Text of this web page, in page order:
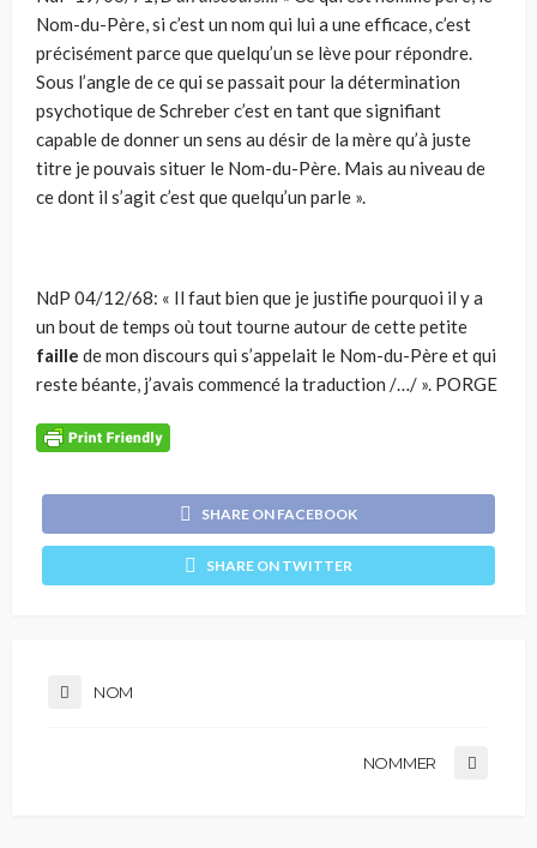
Nom-du-Père, si c’est un nom qui lui a une efficace, c’est
précisément parce que quelqu’un se lève pour répondre.
Sous l’angle de ce qui se passait pour la détermination
psychotique de Schreber c’est en tant que signifiant
capable de donner un sens au désir de la mère qu’à juste
titre je pouvais situer le Nom-du-Père. Mais au niveau de
ce dont il s’agit c’est que quelqu’un parle ».
NdP 04/12/68: « Il faut bien que je justifie pourquoi il y a
un bout de temps où tout tourne autour de cette petite
faille de mon discours qui s’appelait le Nom-du-Père et qui
reste béante, j’avais commencé la traduction /…/ ». PORGE
SHARE ON FACEBOOK
SHARE ON TWITTER
NOM
NOMMER